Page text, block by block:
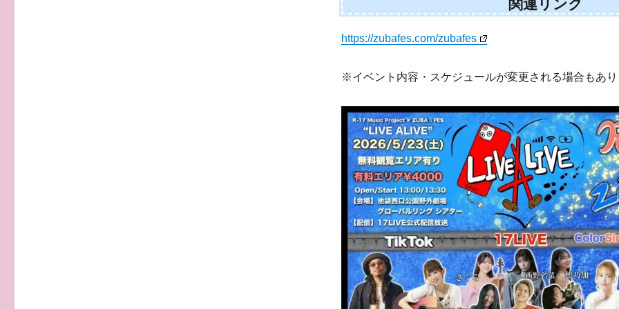
関連リンク
https://zubafes.com/zubafes
※イベント内容・スケジュールが変更される場合もあ